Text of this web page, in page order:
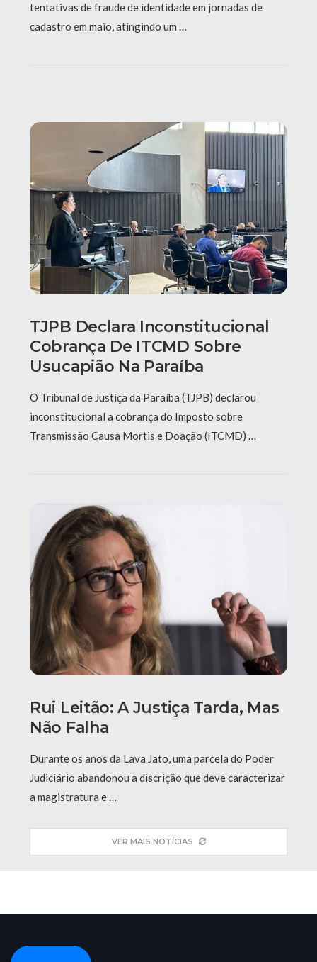
tentativas de fraude de identidade em jornadas de
cadastro em maio, atingindo um …
TJPB Declara Inconstitucional
Cobrança De ITCMD Sobre
Usucapião Na Paraíba
O Tribunal de Justiça da Paraíba (TJPB) declarou
inconstitucional a cobrança do Imposto sobre
Transmissão Causa Mortis e Doação (ITCMD) …
Rui Leitão: A Justiça Tarda, Mas
Não Falha
Durante os anos da Lava Jato, uma parcela do Poder
Judiciário abandonou a discrição que deve caracterizar
a magistratura e …
VER MAIS NOTÍCIAS